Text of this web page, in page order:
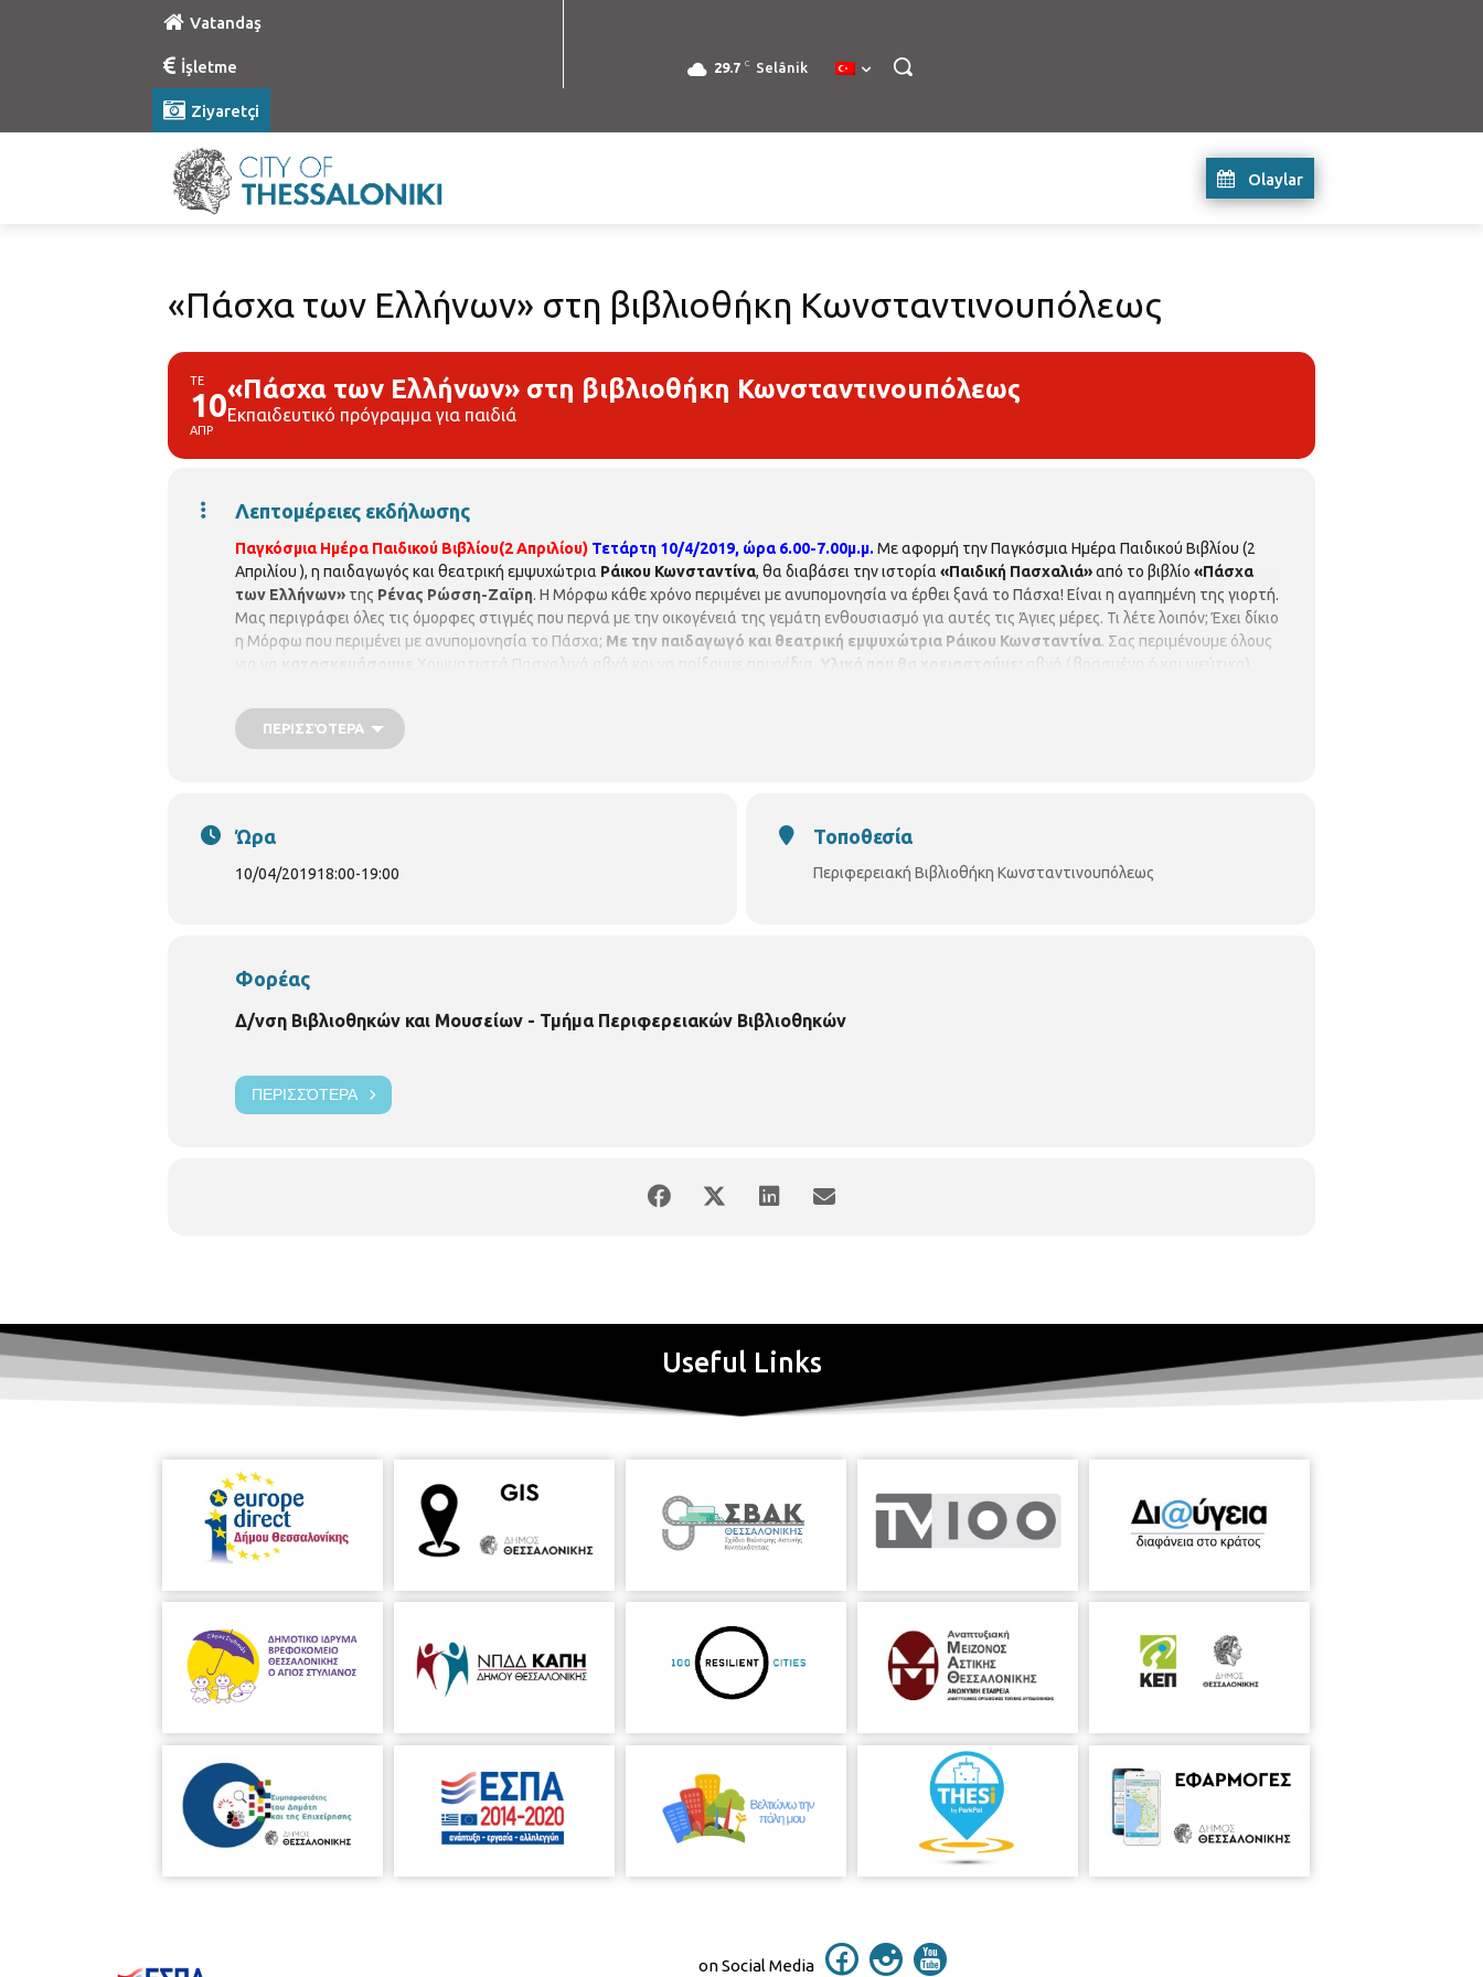
Vatandaş
İşletme
Ziyaretçi
29.7 C Selânik
Olaylar
«Πάσχα των Ελλήνων» στη βιβλιοθήκη Κωνσταντινουπόλεως
ΤΕ
10
ΑΠΡ
«Πάσχα των Ελλήνων» στη βιβλιοθήκη Κωνσταντινουπόλεως
Εκπαιδευτικό πρόγραμμα για παιδιά
Λεπτομέρειες εκδήλωσης
Παγκόσμια Ημέρα Παιδικού Βιβλίου(2 Απριλίου) Τετάρτη 10/4/2019, ώρα 6.00-7.00μ.μ. Με αφορμή την Παγκόσμια Ημέρα Παιδικού Βιβλίου (2
Απριλίου ), η παιδαγωγός και θεατρική εμψυχώτρια Ράικου Κωνσταντίνα, θα διαβάσει την ιστορία «Παιδική Πασχαλιά»από το βιβλίο «Πάσχα
των Ελλήνων» της Ρένας Ρώσση-Ζαϊρη. Η Μόρφω κάθε χρόνο περιμένει με ανυπομονησία να έρθει ξανά το Πάσχα! Είναι η αγαπημένη της γιορτή.
Μας περιγράφει όλες τις όμορφες στιγμές που περνά με την οικογένειά της γεμάτη ενθουσιασμό για αυτές τις Άγιες μέρες. Τι λέτε λοιπόν; Έχει δίκιο
η Μόρφω που περιμένει με ανυπομονησία το Πάσχα; Με την παιδαγωγό και θεατρική εμψυχώτρια Ράικου Κωνσταντίνα. Σας περιμένουμε όλους
κατασκευάσουμε Χρωματιστά Πασχαλινά αβγά και να παίξουμε παιχνίδια. Υλικά που θα χρειαστούμε:
αβγά ( βρασμένα ή και ψεύτικα),
10 ετών. Δηλώστε συμμετοχή. (μέχρι 15 παιδιά).
ΠΕΡΙΣΣΌΤΕΡΑ
Ώρα
10/04/201918:00-19:00
Τοποθεσία
Περιφερειακή Βιβλιοθήκη Κωνσταντινουπόλεως
Φορέας
Δ/νση Βιβλιοθηκών και Μουσείων - Τμήμα Περιφερειακών Βιβλιοθηκών
ΠΕΡΙΣΣΌΤΕΡΑ
Useful Links
on Social Media